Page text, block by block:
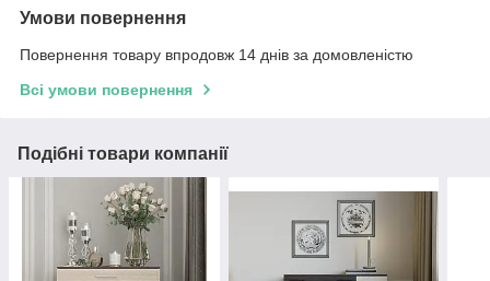
Умови повернення
Повернення товару впродовж 14 днів за домовленістю
Всі умови повернення
Подібні товари компанії